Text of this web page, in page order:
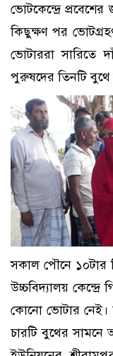
ভোটকেন্দ্রে
কিছুক্ষণ পর
ভোটাররা সারিতে
পুরুষদের তিনটি
সকাল পৌনে ১০টার
উচ্চবিদ্যালয়
কোনো ভোটার নেই।
চারটি বুথের